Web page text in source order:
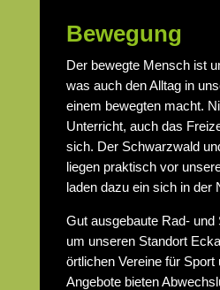
Bewegung
Der bewegte Mensch ist
was auch den Alltag in
einem bewegten macht.
Unterricht, auch das
sich. Der Schwarzwald
liegen praktisch vor
laden dazu ein sich in der
Gut ausgebaute Rad- und
um unseren Standort
örtlichen Vereine für Sport
Angebote bieten